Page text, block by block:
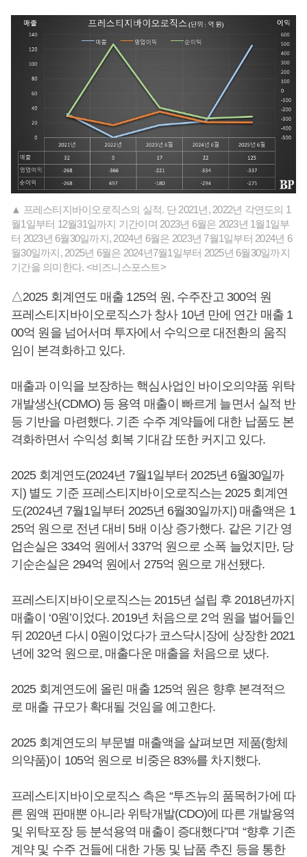
▲ 프레스티지바이오로직스의 실적. 단 2021년, 2022년 각연도의 1
월1일부터 12월31일까지 기간이며 2023년 6월은 2023년 1월1일부
터 2023년 6월30일까지, 2024년 6월은 2023년 7월1일부터 2024년 6
월30일까지, 2025년 6월은 2024년7월1일부터 2025년 6월30일까지
기간을 의미한다. <비즈니스포스트>
△2025 회계연도 매출 125억 원, 수주잔고 300억 원
프레스티지바이오로직스가 창사 10년 만에 연간 매출 1
00억 원을 넘어서며 투자에서 수익으로 대전환의 움직
임이 본격화하고 있다.
매출과 이익을 보장하는 핵심사업인 바이오의약품 위탁
개발생산(CDMO) 등 용역 매출이 빠르게 늘면서 실적 반
등 기반을 마련했다. 기존 수주 계약들에 대한 납품도 본
격화하면서 수익성 회복 기대감 또한 커지고 있다.
2025 회계연도(2024년 7월1일부터 2025년 6월30일까
지) 별도 기준 프레스티지바이오로직스는 2025 회계연
도(2024년 7월1일부터 2025년 6월30일까지) 매출액은 1
25억 원으로 전년 대비 5배 이상 증가했다. 같은 기간 영
업손실은 334억 원에서 337억 원으로 소폭 늘었지만, 당
기순손실은 294억 원에서 275억 원으로 개선됐다.
프레스티지바이오로직스는 2015년 설립 후 2018년까지
매출이 ‘0원’이었다. 2019년 처음으로 2억 원을 벌어들인
뒤 2020년 다시 0원이었다가 코스닥시장에 상장한 2021
년에 32억 원으로, 매출다운 매출을 처음으로 냈다.
2025 회계연도에 올린 매출 125억 원은 향후 본격적으
로 매출 규모가 확대될 것임을 예고한다.
2025 회계연도의 부문별 매출액을 살펴보면 제품(항체
의약품)이 105억 원으로 비중은 83%를 차지했다.
프레스티지바이오로직스 측은 “투즈뉴의 품목허가에 따
른 원액 판매뿐 아니라 위탁개발(CDO)에 따른 개발용역
및 위탁포장 등 분석용역 매출이 증대했다”며 “향후 기존
계약 및 수주 건들에 대한 가동 및 납품 추진 등을 통한